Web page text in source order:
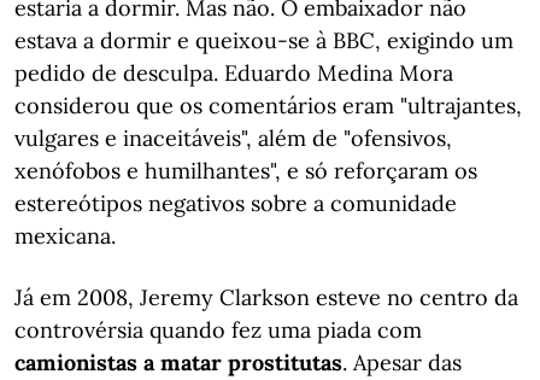
estaria a dormir. Mas não. O embaixador não
estava a dormir e queixou-se à BBC, exigindo um
pedido de desculpa. Eduardo Medina Mora
considerou que os comentários eram "ultrajantes,
vulgares e inaceitáveis", além de "ofensivos,
xenófobos e humilhantes", e só reforçaram os
estereótipos negativos sobre a comunidade
mexicana.
Já em 2008, Jeremy Clarkson esteve no centro da
controvérsia quando fez uma piada com
camionistas a matar prostitutas. Apesar das